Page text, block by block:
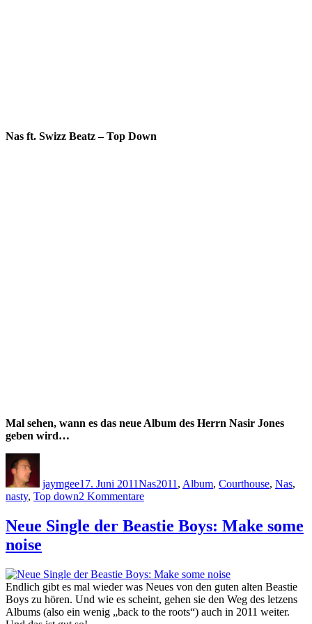
Nas ft. Swizz Beatz – Top Down
Mal sehen, wann es das neue Album des Herrn Nasir Jones
geben wird…
jaymgee17. Juni 2011Nas2011 , Album, Courthouse, Nas,
nasty, Top down2 Kommentarezu
Shit
von
–
Nasty,
Courthouse,
Anybody
Neue Single der Beastie Boys: Make some
noise
Endlich gibt es mal wieder was Neues von den guten alten Beastie
Boys zu hören. Und wie es scheint, gehen sie den Weg des letzens
Albums (also ein wenig „back to the roots“) auch in 2011 weiter.